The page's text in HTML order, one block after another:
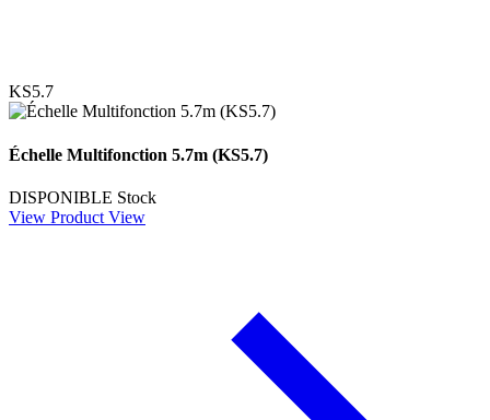
KS5.7
Échelle Multifonction 5.7m (KS5.7)
DISPONIBLE Stock
View Product View